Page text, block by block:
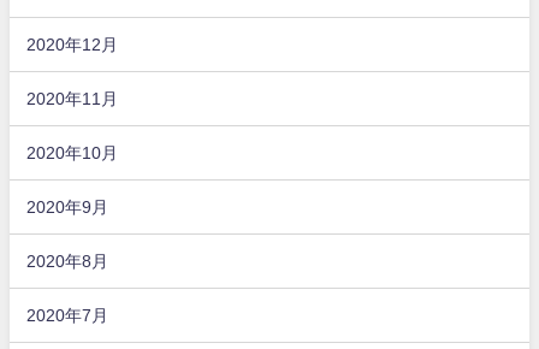
2020年12月
2020年11月
2020年10月
2020年9月
2020年8月
2020年7月